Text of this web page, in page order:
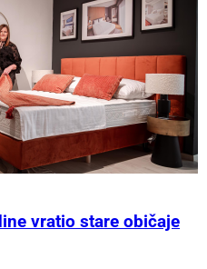
vratio stare običaje